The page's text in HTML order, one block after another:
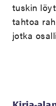
tuskin
tahtoa
jotka